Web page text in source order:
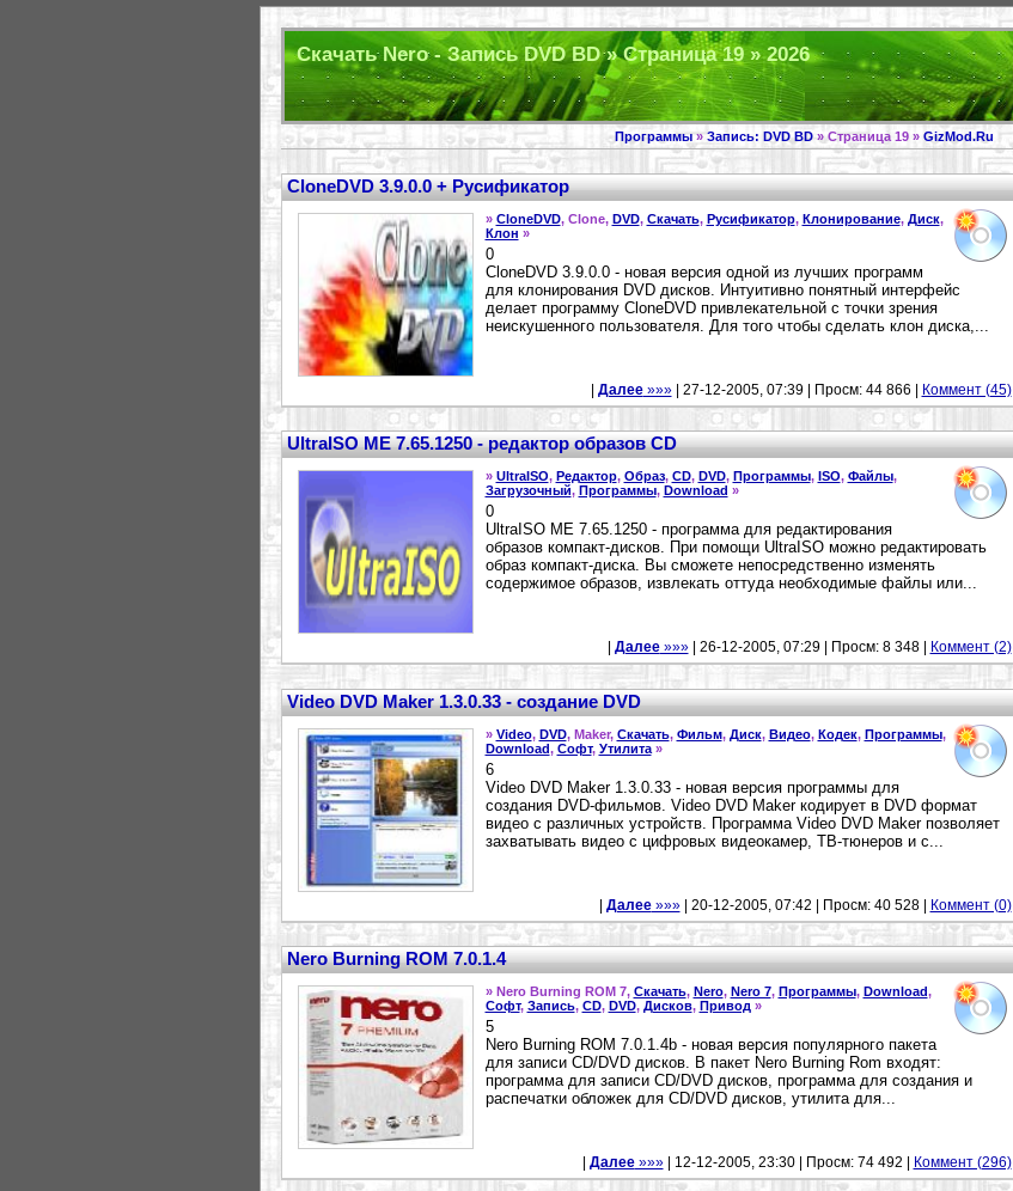
Скачать Nero - Запись DVD BD » Страница 19 » 2026
Программы» Запись: DVD BD» Страница 19 » GizMod.Ru
CloneDVD 3.9.0.0 + Русификатор
» CloneDVD, Clone, DVD, Скачать, Русификатор, Клонирование, Диск,
Клон »
0
CloneDVD 3.9.0.0 - новая версия одной из лучших программ
для клонирования DVD дисков. Интуитивно понятный интерфейс
делает программу CloneDVD привлекательной с точки зрения
неискушенного пользователя. Для того чтобы сделать клон диска,...
Далее»»»| 27-12-2005, 07:39 | Просм: 44 866 | Коммент (45)
UltraISO ME 7.65.1250 - редактор образов CD
» UltraISO, Редактор, Образ, CD, DVD, Программы, ISO, Файлы,
Загрузочный, Программы, Download »
0
UltraISO ME 7.65.1250 - программа для редактирования
образов компакт-дисков. При помощи UltraISO можно редактировать
образ компакт-диска. Вы сможете непосредственно изменять
содержимое образов, извлекать оттуда необходимые файлы или...
Далее»»»| 26-12-2005, 07:29 | Просм: 8 348 | Коммент (2)
Video DVD Maker 1.3.0.33 - создание DVD
» Video, DVD, Maker, Скачать, Фильм, Диск, Видео, Кодек, Программы,
Download, Софт, Утилита»
6
Video DVD Maker 1.3.0.33 - новая версия программы для
создания DVD-фильмов. Video DVD Maker кодирует в DVD формат
видео с различных устройств. Программа Video DVD Maker позволяет
захватывать видео с цифровых видеокамер, ТВ-тюнеров и с...
Далее»»»| 20-12-2005, 07:42 | Просм: 40 528 | Коммент (0)
Nero Burning ROM 7.0.1.4
» Nero Burning ROM 7, Скачать, Nero, Nero 7, Программы, Download,
Софт, Запись, CD, DVD, Дисков, Привод »
5
Nero Burning ROM 7.0.1.4b - новая версия популярного пакета
для записи CD/DVD дисков. В пакет Nero Burning Rom входят:
программа для записи CD/DVD дисков, программа для создания и
распечатки обложек для CD/DVD дисков, утилита для...
Далее»»»| 12-12-2005, 23:30 | Просм: 74 492 | Коммент (296)